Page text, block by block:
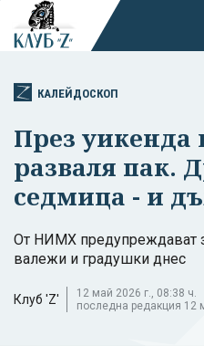
КАЛЕЙДОСКОП
През уикенда
разваля пак.
седмица - и
От НИМХ предупреждават
валежи и градушки днес
Клуб 'Z'
12 май 2026 г., 08:38 ч.
последна редакция 12